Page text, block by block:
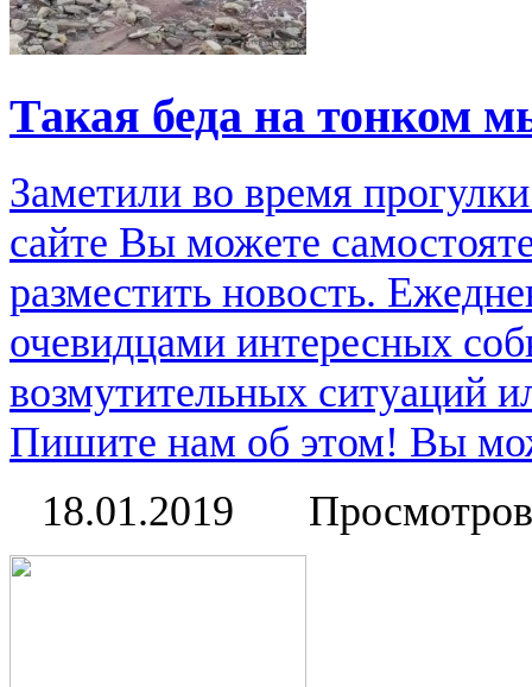
Такая беда на тонком
Заметили во время
сайте Вы можете
разместить новость.
очевидцами интересных
возмутительных ситуаций
Пишите нам об этом! Вы
18.01.2019